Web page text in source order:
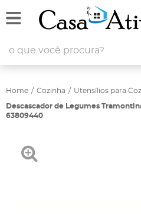
Home Cozinha Utensílios para
Descascador de Legumes
63809440